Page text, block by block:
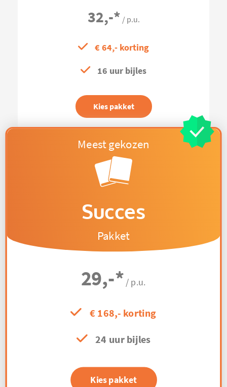
32,-* / p.u.
€ 64,- korting
16 uur bijles
Kies pakket
Succes
Pakket
29,-* / p.u.
€ 168,- korting
24 uur bijles
Kies pakket